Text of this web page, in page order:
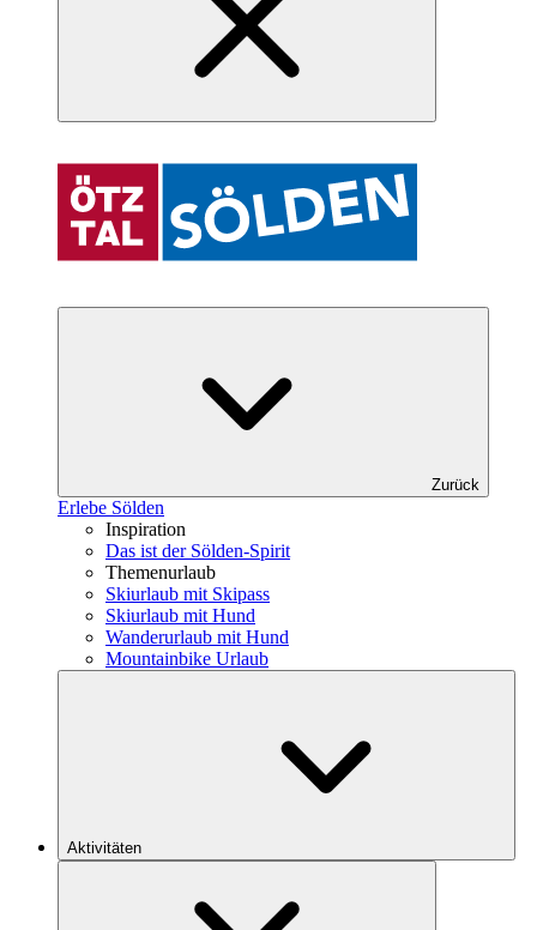
Zurück
Erlebe Sölden
Inspiration
Das ist der Sölden-Spirit
Themenurlaub
Skiurlaub mit Skipass
Skiurlaub mit Hund
Wanderurlaub mit Hund
Mountainbike Urlaub
Aktivitäten